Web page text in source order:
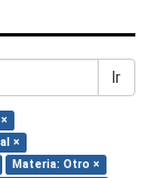
Ir
×
Materia: Otro ×